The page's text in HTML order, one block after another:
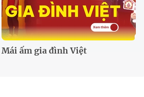
Mái ấm gia đình Việt